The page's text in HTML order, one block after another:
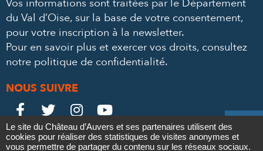
Contact
*
à
Vos informations sont traitées par le Département
du Val d’Oise, sur la base de votre consentement,
pour votre inscription à la newsletter.
Pour en savoir plus et exercer vos droits, consultez
notre politique de confidentialité.
NOUS SUIVRE
Le
Château

Le
Château

Le
Château

Le
Château

Mentions légales Politique de confidentialité
Crédits
Le site du Château d’Auvers et ses partenaires utilisent des
cookies pour réaliser des statistiques de visites anonymes et
vous permettre de partager du contenu sur les réseaux sociaux.